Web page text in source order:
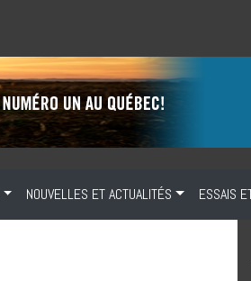
NOUVELLES ET ACTUALITÉS ESSAIS